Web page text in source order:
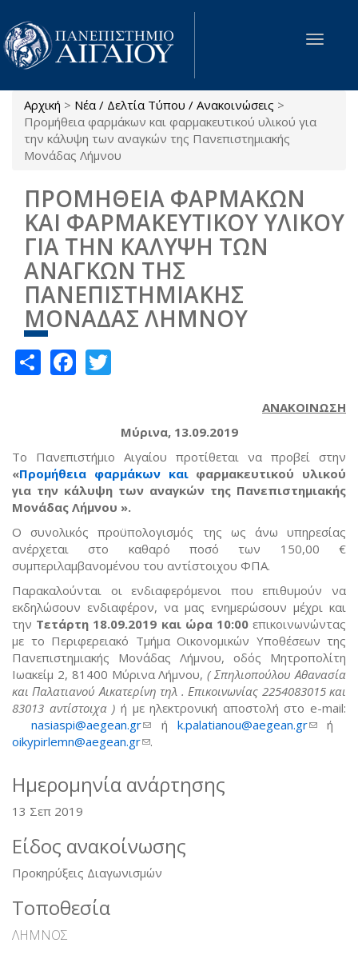
Παράκαμψη προς το κυρίως περιεχόμενο
Toggle
Είστε εδώ
Αρχική > Νέα / Δελτία Τύπου / Ανακοινώσεις >
Προμήθεια φαρμάκων και φαρμακευτικού υλικού για
την κάλυψη των αναγκών της Πανεπιστημιακής
Μονάδας Λήμνου
ΠΡΟΜΗΘΕΙΑ ΦΑΡΜΑΚΩΝ
ΚΑΙ ΦΑΡΜΑΚΕΥΤΙΚΟΥ ΥΛΙΚΟΥ
ΓΙΑ ΤΗΝ ΚΑΛΥΨΗ ΤΩΝ
ΑΝΑΓΚΩΝ ΤΗΣ
ΠΑΝΕΠΙΣΤΗΜΙΑΚΗΣ
ΜΟΝΑΔΑΣ ΛΗΜΝΟΥ
ShareFacebook
ΑΝΑΚΟΙΝΩΣΗ
Μύρινα, 13.09.2019
Το Πανεπιστήμιο Αιγαίου προτίθεται να προβεί στην
«Προμήθεια φαρμάκων και φαρμακευτικού υλικού
για την κάλυψη των αναγκών της Πανεπιστημιακής
Μονάδας Λήμνου ».
Ο συνολικός προϋπολογισμός της ως άνω υπηρεσίας
ανέρχεται στο καθαρό ποσό των 150,00 €
συμπεριλαμβανομένου του αντίστοιχου ΦΠΑ.
Παρακαλούνται οι ενδιαφερόμενοι που επιθυμούν να
εκδηλώσουν ενδιαφέρον, να μας ενημερώσουν μέχρι και
την Τετάρτη 18.09.2019 και ώρα 10:00 επικοινωνώντας
με το Περιφερειακό Τμήμα Οικονομικών Υποθέσεων της
Πανεπιστημιακής Μονάδας Λήμνου, οδός Μητροπολίτη
Ιωακείμ 2, 81400 Μύρινα Λήμνου,( Σπηλιοπούλου Αθανασία
και Παλατιανού Αικατερίνη τηλ . Επικοινωνίας 2254083015 και
83013 αντίστοιχα ) ή με ηλεκτρονική αποστολή στο e-mail:
nasiaspi@aegean.gr(link sends e-mail)
ή k.palatianou@aegean.gr(linkή
oikypirlemn@aegean.gr(link sends e-mail)
.
Ημερομηνία ανάρτησης
13 Σεπ 2019
Είδος ανακοίνωσης
Προκηρύξεις Διαγωνισμών
Τοποθεσία
ΛΗΜΝΟΣ